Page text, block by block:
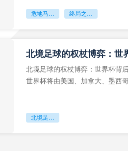
危地马拉困守墨超迷局 终局之战能否破晓重生？
北境足球的权杖博弈：世
北境足球的权杖博弈：世界杯背
世界杯将由美国、加拿大、墨西
北境足球的权杖博弈：世界杯背后的北美棋局